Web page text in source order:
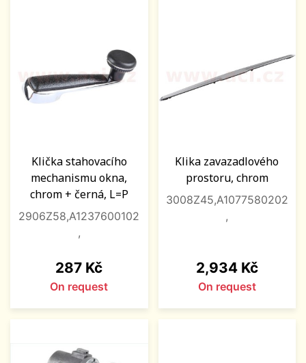
Klička stahovacího
mechanismu okna,
chrom + černá, L=P
2906Z58,A1237600102
,
Price
287 Kč
On request
Klika zavazadlového
prostoru, chrom
3008Z45,A1077580202
,
Price
2,934 Kč
On request